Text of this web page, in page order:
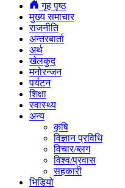
गृह पृष्ठ
मुख्य समाचार
राजनीति
अन्तरबार्ता
अर्थ
खेलकुद
मनोरन्जन
पर्यटन
शिक्षा
स्वास्थ्य
अन्य
कृषि
विज्ञान प्रविधि
विचार/ब्लग
विश्व/प्रवास
सहकारी
भिडियो